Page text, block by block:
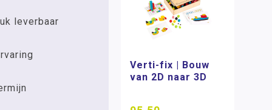
leverbaar
Verti-fix | Bouw
van 2D naar 3D